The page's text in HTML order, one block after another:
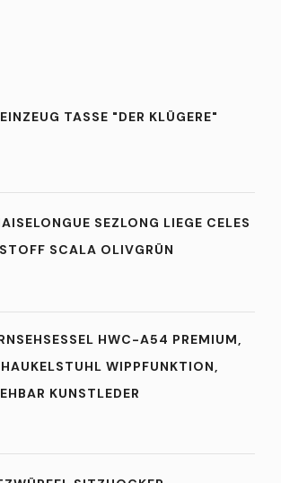
TASSE "DER KLÜGERE"
SEZLONG LIEGE CELES
SCALA OLIVGRÜN
HWC-A54 PREMIUM,
WIPPFUNKTION,
KUNSTLEDER